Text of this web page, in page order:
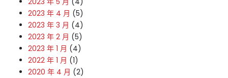
2023 年 4 月 (5)
2023 年 3 月 (4)
2023 年 2 月 (5)
2023 年 1 月 (4)
2022 年 1 月 (1)
2020 年 4 月 (2)